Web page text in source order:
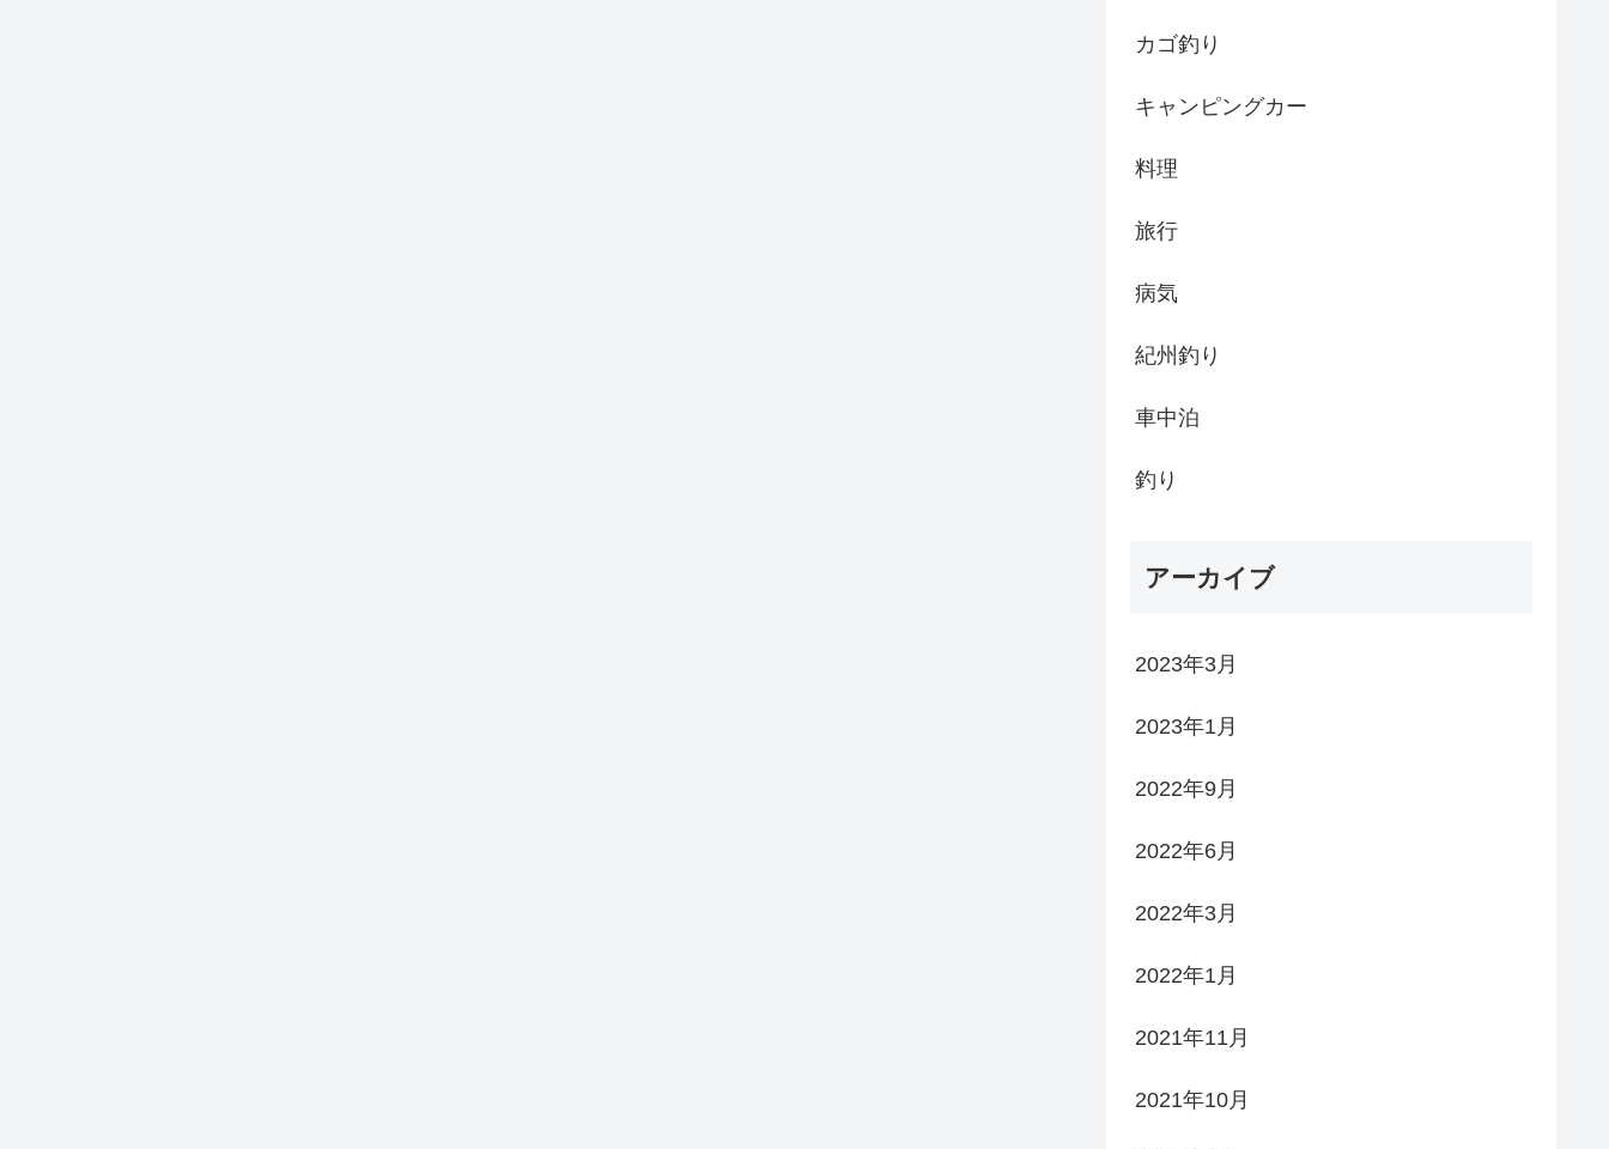
カゴ釣り
キャンピングカー
料理
旅行
病気
紀州釣り
車中泊
釣り
アーカイブ
2023年3月
2023年1月
2022年9月
2022年6月
2022年3月
2022年1月
2021年11月
2021年10月